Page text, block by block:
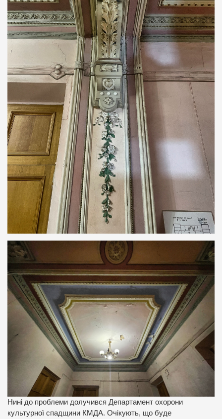
Нині до проблеми долучився Департамент охорони
культурної спадщини КМДА. Очікують, що буде